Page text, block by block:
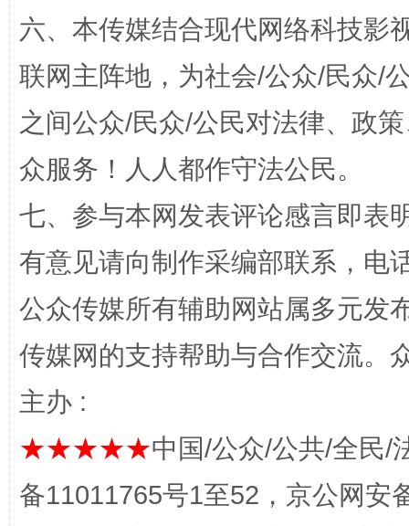
“蜀中异人”王建安的艺术幻境
完善运行机制助力责任有效落实 一纸欠
六、本传媒结合现代网络科技影
联网主阵地，为社会/公众/民众/
之间公众/民众/公民对法律、政
众服务！人人都作守法公民。
七、参与本网发表评论感言即表
有意见请向制作采编部联系，电
公众传媒所有辅助网站属多元发
传媒网的支持帮助与合作交流。
主办 :
★★★★★中国/公众/公共/全民/
备11011765号1至52，京公网安